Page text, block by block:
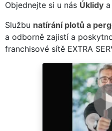
Objednejte si u nás Úklidy a
Službu natírání plotů a
a odborně zajistí a
franchisové sítě EXTRA